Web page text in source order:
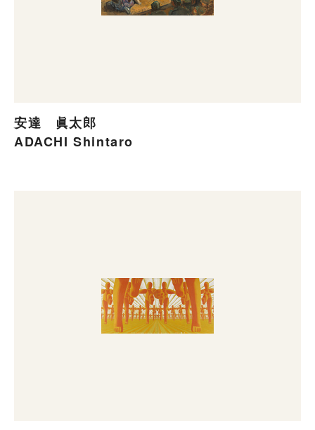
安達 眞太郎
ADACHI Shintaro